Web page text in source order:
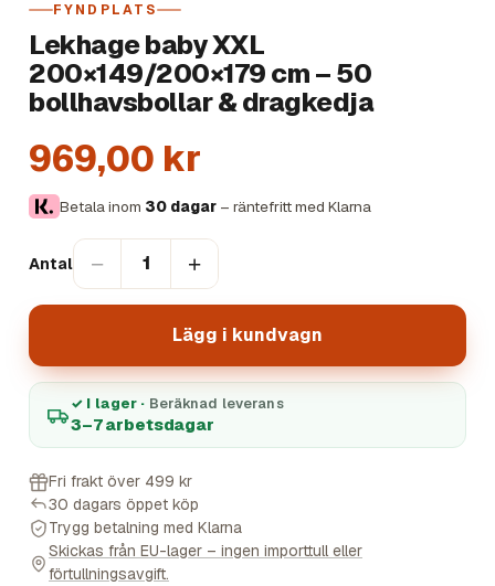
FYNDPLATS
Lekhage baby XXL
200×149/200×179 cm – 50
bollhavsbollar & dragkedja
969,00 kr
Betala inom 30 dagar – räntefritt med Klarna
Antal − 1 +
Lägg i kundvagn
✓ I lager · Beräknad leverans
3–7 arbetsdagar
Fri frakt över 499 kr
30 dagars öppet köp
Trygg betalning med Klarna
Skickas från EU-lager – ingen importtull eller
förtullningsavgift.